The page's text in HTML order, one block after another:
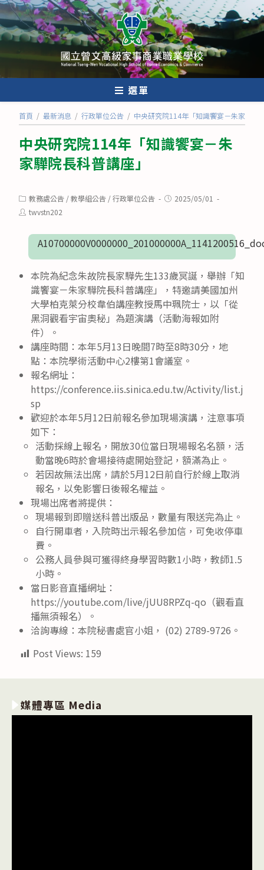
跳
轉
至
內
選單
首頁 / 最新消息 / 行政單位公告 / 中央研究院114年「知識饗宴－朱家驊院
中央研究院114年「知識饗宴－朱
家驊院長科普講座」
Post
category:
教務處公告 /教學組公告 /行政單位公告
Post2025/05/01
Posttwvstn202
本院為紀念朱故院長家驊先生133歲冥誕，舉辦「知
識饗宴－朱家驊院長科普講座」，特邀請美國加州
大學柏克萊分校韋伯講座教授馬中珮院士，以「從
黑洞觀看宇宙奧秘」為題演講（活動海報如附
件）。
講座時間：本年5月13日晚間7時至8時30分，地
點：本院學術活動中心2樓第1會議室。
報名網址：
https://conference.iis.sinica.edu.tw/Activity/list.j
sp
歡迎於本年5月12日前報名參加現場演講，注意事項
如下：
活動採線上報名，開放30位當日現場報名名額，活
動當晚6時於會場接待處開始登記，額滿為止。
若因故無法出席，請於5月12日前自行於線上取消
報名，以免影響日後報名權益。
現場出席者將提供：
現場報到即贈送科普出版品，數量有限送完為止。
自行開車者，入院時出示報名參加信，可免收停車
費。
公務人員參與可獲得終身學習時數1小時，教師1.5
小時。
當日影音直播網址：
https://youtube.com/live/jUU8RPZq-qo（觀看直
播無須報名）。
洽詢專線：本院秘書處官小姐， (02) 2789-9726。
Post Views: 159
媒體專區 Media